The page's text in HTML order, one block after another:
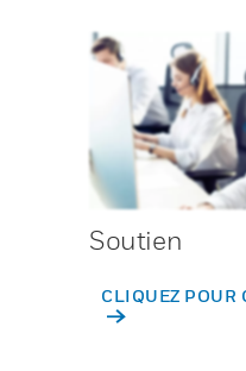
Soutien
CLIQUEZ POUR